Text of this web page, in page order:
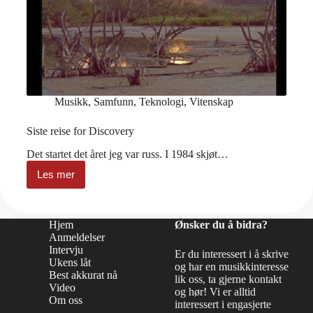
Musikk, Samfunn, Teknologi, Vitenskap
Siste reise for Discovery
Det startet det året jeg var russ. I 1984 skjøt…
Les mer
Siste
reise
Hjem
Anmeldelser
Intervju
Ukens låt
Best akkurat nå
Video
Om oss
Ønsker du å bidra?
Er du interessert i å skrive
og har en musikkinteresse
lik oss, ta gjerne kontakt
og hør! Vi er alltid
interessert i engasjerte